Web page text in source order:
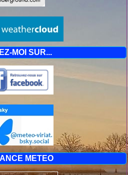
MOI SUR...
METEO